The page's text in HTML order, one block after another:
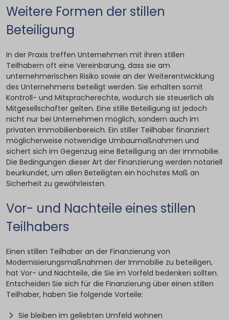
Weitere Formen der stillen
Beteiligung
In der Praxis treffen Unternehmen mit ihren stillen
Teilhabern oft eine Vereinbarung, dass sie am
unternehmerischen Risiko sowie an der Weiterentwicklung
des Unternehmens beteiligt werden. Sie erhalten somit
Kontroll- und Mitspracherechte, wodurch sie steuerlich als
Mitgesellschafter gelten. Eine stille Beteiligung ist jedoch
nicht nur bei Unternehmen möglich, sondern auch im
privaten Immobilienbereich. Ein stiller Teilhaber finanziert
möglicherweise notwendige Umbaumaßnahmen und
sichert sich im Gegenzug eine Beteiligung an der Immobilie.
Die Bedingungen dieser Art der Finanzierung werden notariell
beurkundet, um allen Beteiligten ein höchstes Maß an
Sicherheit zu gewährleisten.
Vor- und Nachteile eines stillen
Teilhabers
Einen stillen Teilhaber an der Finanzierung von
Modernisierungsmaßnahmen der Immobilie zu beteiligen,
hat Vor- und Nachteile, die Sie im Vorfeld bedenken sollten.
Entscheiden Sie sich für die Finanzierung über einen stillen
Teilhaber, haben Sie folgende Vorteile:
Sie bleiben im geliebten Umfeld wohnen